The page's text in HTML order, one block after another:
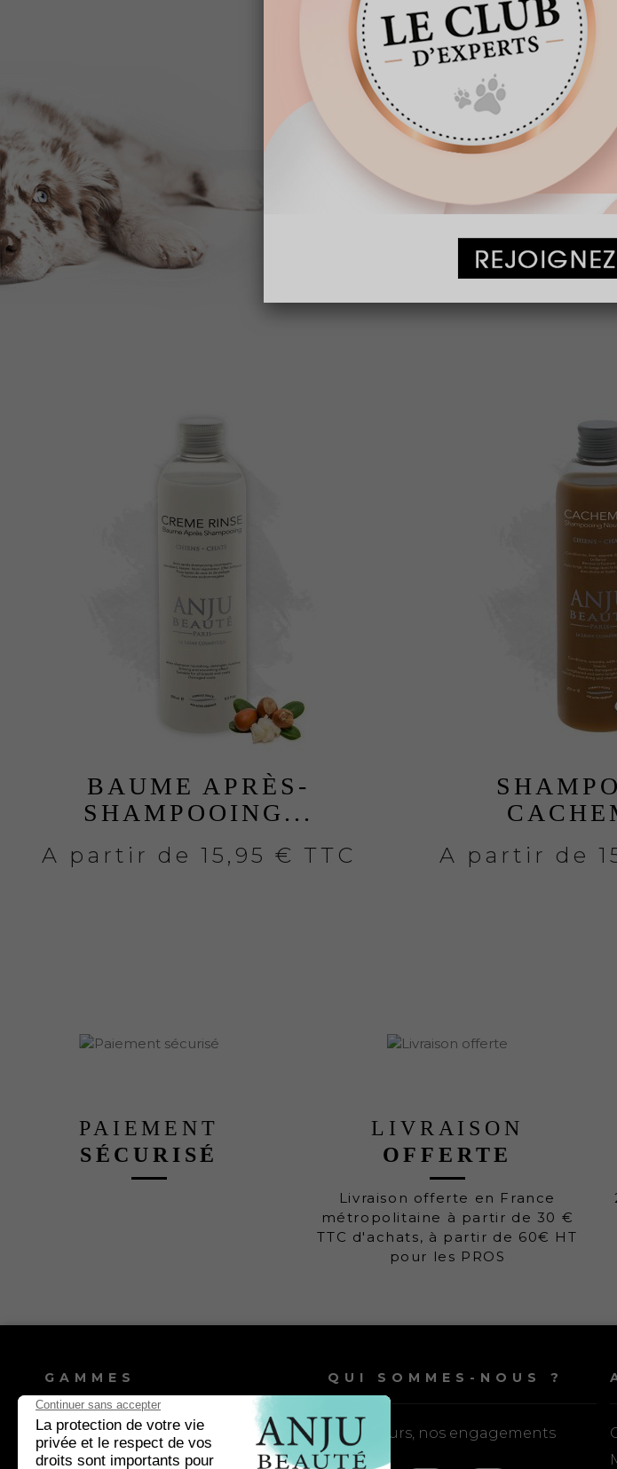
VOUS
PEUT-
BAUME APRÈS-
SHAMPOOING...
A partir de 15,95 € TTC A partir de
PAIEMENT
SÉCURISÉ
LIVRAISON
OFFERTE
Livraison offerte en France
métropolitaine à partir de 30 €
TTC d'achats, à partir de 60€ HT
pour les PROS
GAMMES
Shampooings chien
Shampooings chat
QUI SOMMES-NOUS ?
Nos valeurs, nos engagements